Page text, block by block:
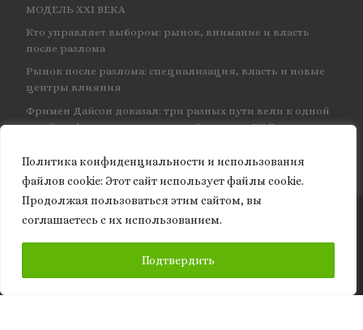
Политика конфиденциальности и использования
файлов сookie: Этот сайт использует файлы cookie.
Продолжая пользоваться этим сайтом, вы
соглашаетесь с их использованием.
Подтвердить
МОДЕЛЬ XXI ВЕКА
Кто управляет выбором: рынок, внимание и власть
после разлома
Рынок после разлома: специализация, власть и новые
центры влияния
Фримен Дайсон доказал: три разных пути вели к одной
и той же физике — и навсегда объединил КЭД
© 2026Granite of science– Все права защищены